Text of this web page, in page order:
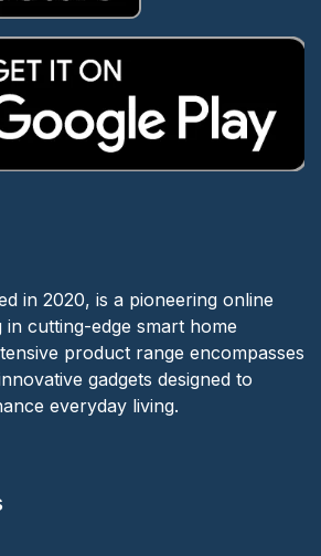
in 2020, is a pioneering online
in cutting-edge smart home
product range encompasses
gadgets designed to
everyday living.